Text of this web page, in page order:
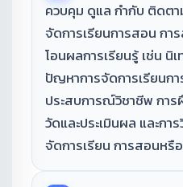
ควบคุม ดูแล กำกับ ติดต
จัดการเรียนการสอน กา
โอนผลการเรียนรู้ เช่น นิ
ปัญหาการจัดการเรียนก
ประสบการณ์วิชาชีพ กา
วัดและประเมินผล และก
จัดการเรียน การสอนหรื